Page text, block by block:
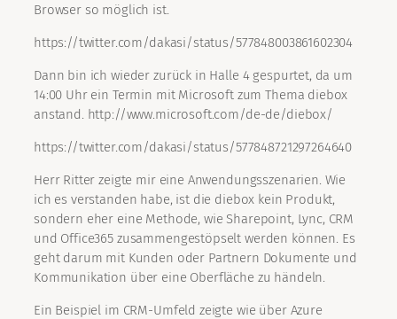
Browser so möglich ist.
https://twitter.com/dakasi/status/577848003861602304
Dann bin ich wieder zurück in Halle 4 gespurtet, da um
14:00 Uhr ein Termin mit Microsoft zum Thema diebox
anstand. http://www.microsoft.com/de-de/diebox/
https://twitter.com/dakasi/status/577848721297264640
Herr Ritter zeigte mir eine Anwendungsszenarien. Wie
ich es verstanden habe, ist die diebox kein Produkt,
sondern eher eine Methode, wie Sharepoint, Lync, CRM
und Office365 zusammengestöpselt werden können. Es
geht darum mit Kunden oder Partnern Dokumente und
Kommunikation über eine Oberfläche zu händeln.
Ein Beispiel im CRM-Umfeld zeigte wie über Azure